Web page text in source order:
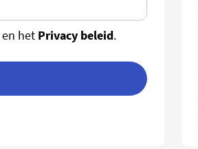
en het Privacy beleid.